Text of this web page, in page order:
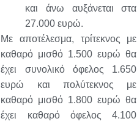
και άνω αυξάνεται στα
27.000 ευρώ.
Με αποτέλεσμα, τρίτεκνος με
καθαρό μισθό 1.500 ευρώ θα
έχει συνολικό όφελος 1.650
ευρώ και πολύτεκνος με
καθαρό μισθό 1.800 ευρώ θα
έχει καθαρό όφελος 4.100